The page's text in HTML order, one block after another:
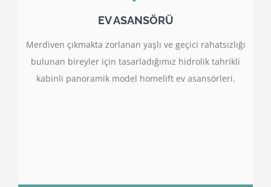
EV ASANSÖRÜ
Merdiven çıkmakta zorlanan yaşlı ve geçici rahatsızlığı
bulunan bireyler için tasarladığımız hidrolik tahrikli
kabinli panoramik model homelift ev asansörleri.